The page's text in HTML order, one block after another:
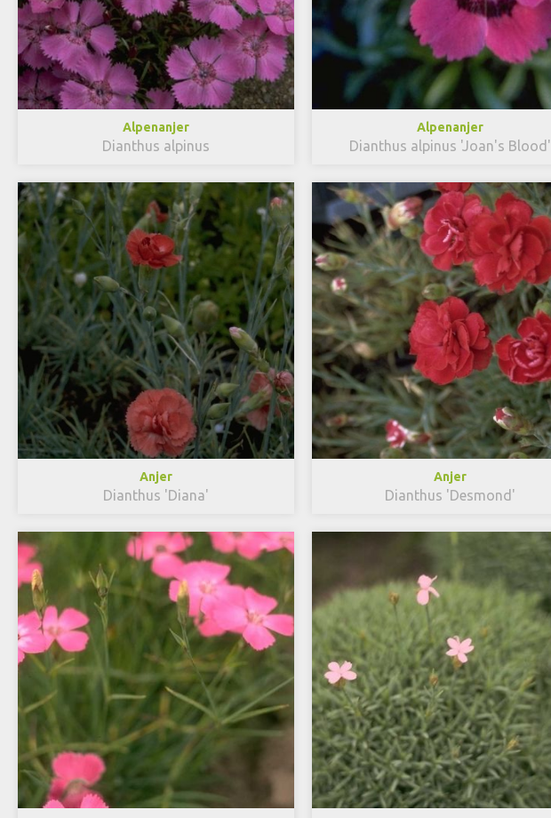
Alpenanjer
Dianthus alpinus
Alpenanjer
Dianthus alpinus 'Joan's Blood'
Anjer
Dianthus 'Diana'
Anjer
Dianthus 'Desmond'